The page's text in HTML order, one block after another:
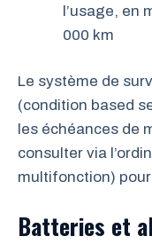
l’usage, en
000 km
Le système de
(condition based
les échéances de
consulter via
multifonction)
Batteries et